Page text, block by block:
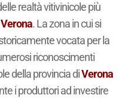
realtà vitivinicole più
Verona. La zona in cui si
vocata per la
riconoscimenti
della provincia diVerona
i produttori ad investire